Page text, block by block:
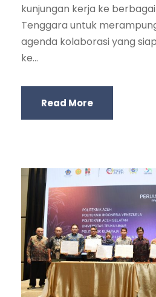
kunjungan kerja ke
Tenggara untuk
agenda kolaborasi yang
ke...
Read More